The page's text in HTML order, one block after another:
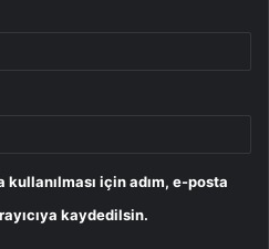
için adım, e-posta
kaydedilsin.